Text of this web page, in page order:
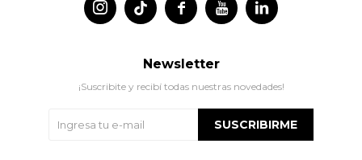
 
 
Newsletter
¡Suscribite y recibí todas nuestras novedades!
SUSCRIBIRME